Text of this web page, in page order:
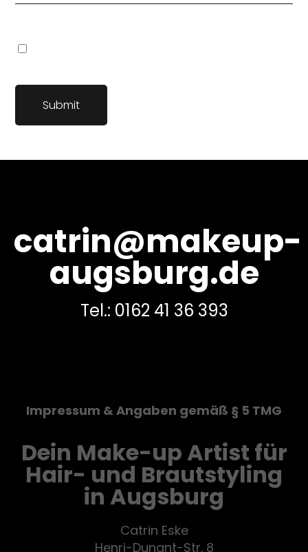
catrin@makeup-
augsburg.de
Tel.: 0162 41 36 393
Impressum & Angaben gemäß § 5 TMG
Dein Make-up Artist für
Hair- und Brautstyling
in Augsburg
Catrin Eske
Henri-Dunant-Str. 8